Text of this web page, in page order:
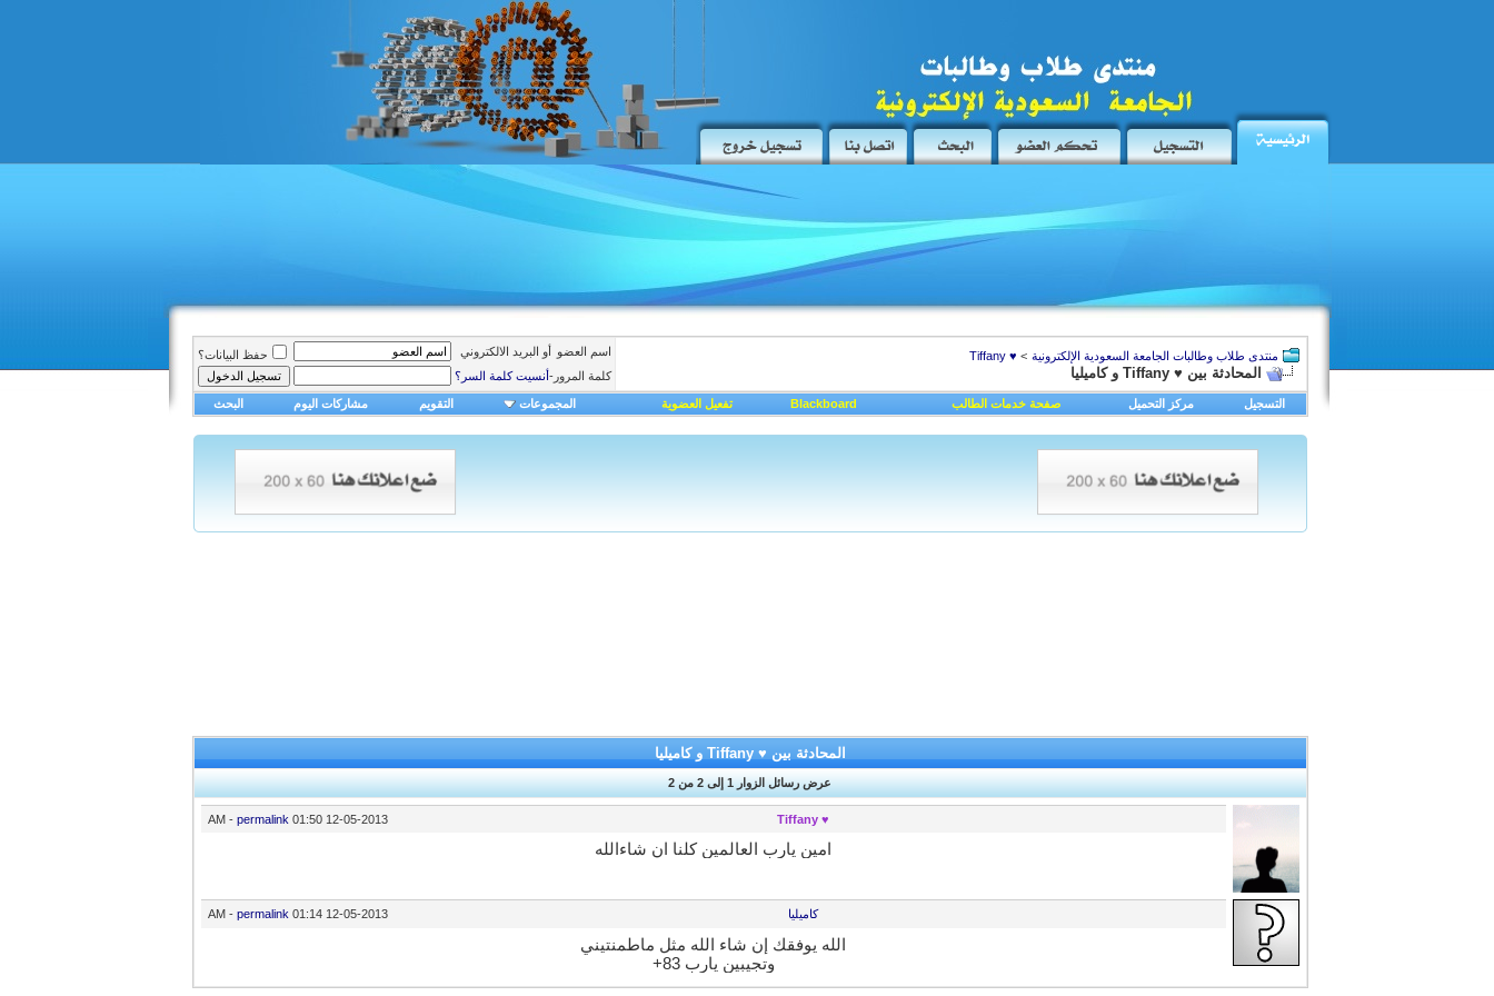
منتدى طلاب وطالبات الجامعة السعودية الإلكترونية >
♥ Tiffany
المحادثة بين ♥ Tiffany و كاميليا
اسم العضو أو البريد الالكتروني
حفظ البيانات؟
كلمة المرور-أنسيت كلمة السر؟
التسجيل مركز التحميل صفحة خدمات الطالب Blackboard تفعيل العضوية المجموعات التقويم مشاركات اليوم البحث
المحادثة بين ♥ Tiffany و كاميليا
عرض رسائل الزوار 1 إلى 2 من 2
12-05-2013
01:50 AM
- permalink ♥ Tiffany
امين يارب العالمين كلنا ان شاءالله
12-05-2013
01:14 AM
- permalink كاميليا
الله يوفقك إن شاء الله مثل ماطمنتيني
وتجيبين يارب 83+